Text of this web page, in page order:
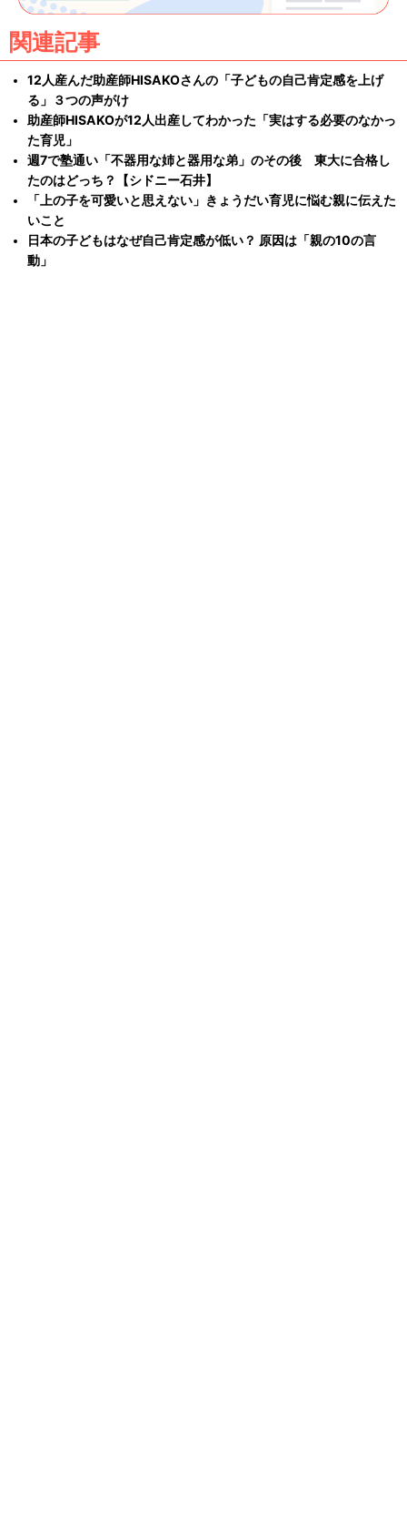
関連記事
12人産んだ助産師HISAKOさんの「子どもの自己肯定感を上げ
る」３つの声がけ
助産師HISAKOが12人出産してわかった「実はする必要のなかっ
た育児」
週7で塾通い「不器用な姉と器用な弟」のその後 東大に合格し
たのはどっち？【シドニー石井】
「上の子を可愛いと思えない」きょうだい育児に悩む親に伝えた
いこと
日本の子どもはなぜ自己肯定感が低い？ 原因は「親の10の言
動」